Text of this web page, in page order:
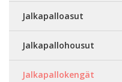
Jalkapalloasut
Jalkapallohousut
Jalkapallokengät